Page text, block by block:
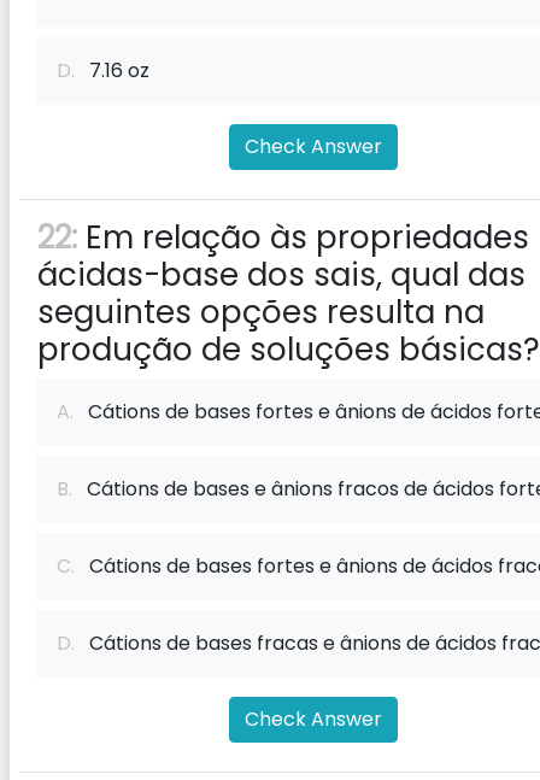
D. 7.16 oz
Check Answer
22: Em relação às propriedades
ácidas-base dos sais, qual das
seguintes opções resulta na
produção de soluções básicas?
A. Cátions de bases fortes e ânions de ácidos
B. Cátions de bases e ânions fracos de ácidos
C. Cátions de bases fortes e ânions de ácidos
D. Cátions de bases fracas e ânions de ácidos
Check Answer